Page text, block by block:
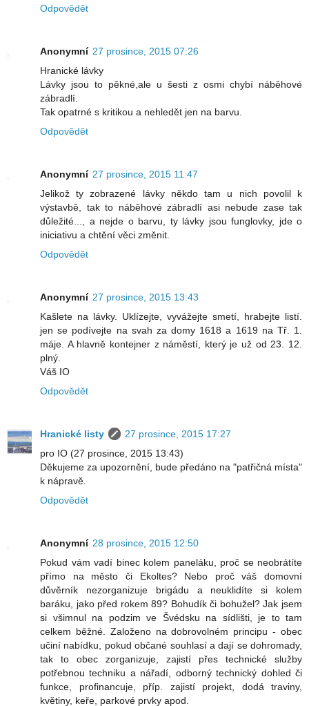
Odpovědět
Anonymní 27 prosince, 2015 07:26
Hranické lávky
Lávky jsou to pěkné,ale u šesti z osmi chybí náběhové
zábradlí.
Tak opatrné s kritikou a nehledět jen na barvu.
Odpovědět
Anonymní 27 prosince, 2015 11:47
Jelikož ty zobrazené lávky někdo tam u nich povolil k
výstavbě, tak to náběhové zábradlí asi nebude zase tak
důležité..., a nejde o barvu, ty lávky jsou funglovky, jde o
iniciativu a chtění věci změnit.
Odpovědět
Anonymní 27 prosince, 2015 13:43
Kašlete na lávky. Uklízejte, vyvážejte smetí, hrabejte listí.
jen se podívejte na svah za domy 1618 a 1619 na Tř. 1.
máje. A hlavně kontejner z náměstí, který je už od 23. 12.
plný.
Váš IO
Odpovědět
Hranické listy
27 prosince, 2015 17:27
pro IO (27 prosince, 2015 13:43)
Děkujeme za upozornění, bude předáno na "patřičná místa"
k nápravě.
Odpovědět
Anonymní 28 prosince, 2015 12:50
Pokud vám vadí binec kolem paneláku, proč se neobrátíte
přímo na město či Ekoltes? Nebo proč váš domovní
důvěrník nezorganizuje brigádu a neuklidíte si kolem
baráku, jako před rokem 89? Bohudík či bohužel? Jak jsem
si všimnul na podzim ve Švédsku na sídlišti, je to tam
celkem běžné. Založeno na dobrovolném principu - obec
učiní nabídku, pokud občané souhlasí a dají se dohromady,
tak to obec zorganizuje, zajistí přes technické služby
potřebnou techniku a nářadí, odborný technický dohled či
funkce, profinancuje, příp. zajistí projekt, dodá traviny,
květiny, keře, parkové prvky apod.